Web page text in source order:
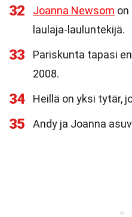
32 Joanna Newsom
laulaja-lauluntekijä.
33
Pariskunta tapasi
2008.
34 Heillä on yksi tytär,
35 Andy ja Joanna